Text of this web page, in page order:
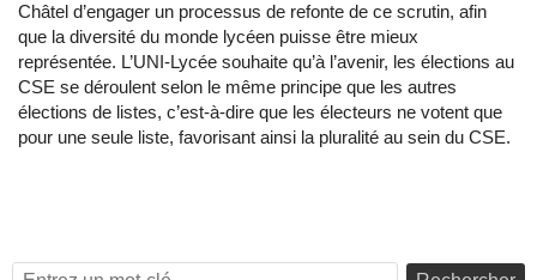
Châtel d’engager un processus de refonte de ce scrutin, afin
que la diversité du monde lycéen puisse être mieux
représentée. L’UNI-Lycée souhaite qu’à l’avenir, les élections au
CSE se déroulent selon le même principe que les autres
élections de listes, c’est-à-dire que les électeurs ne votent que
pour une seule liste, favorisant ainsi la pluralité au sein du CSE.